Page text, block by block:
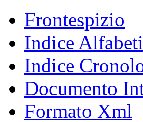
Frontespizio
Indice
Indice
Documento
Formato Xml